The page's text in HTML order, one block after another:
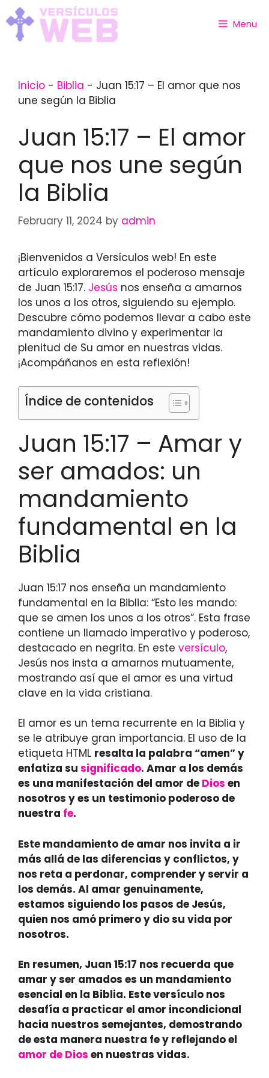
Skip
to
content
Menu
Inicio - Biblia - Juan 15:17 – El amor que nos
une según la Biblia
Juan 15:17 – El amor
que nos une según
la Biblia
February 11, 2024 by admin
¡Bienvenidos a Versículos web! En este
artículo exploraremos el poderoso mensaje
de Juan 15:17. Jesús nos enseña a amarnos
los unos a los otros, siguiendo su ejemplo.
Descubre cómo podemos llevar a cabo este
mandamiento divino y experimentar la
plenitud de Su amor en nuestras vidas.
¡Acompáñanos en esta reflexión!
Índice de contenidos
Juan 15:17 – Amar y
ser amados: un
mandamiento
fundamental en la
Biblia
Juan 15:17 nos enseña un mandamiento
fundamental en la Biblia: “Esto les mando:
que se amen los unos a los otros”. Esta frase
contiene un llamado imperativo y poderoso,
destacado en negrita. En este versículo,
Jesús nos insta a amarnos mutuamente,
mostrando así que el amor es una virtud
clave en la vida cristiana.
El amor es un tema recurrente en la Biblia y
se le atribuye gran importancia. El uso de la
etiqueta HTML resalta la palabra “amen” y
enfatiza su significado. Amar a los demás
es una manifestación del amor de Dios en
nosotros y es un testimonio poderoso de
nuestra fe.
Este mandamiento de amar nos invita a ir
más allá de las diferencias y conflictos, y
nos reta a perdonar, comprender y servir a
los demás. Al amar genuinamente,
estamos siguiendo los pasos de Jesús,
quien nos amó primero y dio su vida por
nosotros.
En resumen, Juan 15:17 nos recuerda que
amar y ser amados es un mandamiento
esencial en la Biblia. Este versículo nos
desafía a practicar el amor incondicional
hacia nuestros semejantes, demostrando
de esta manera nuestra fe y reflejando el
amor de Dios en nuestras vidas.